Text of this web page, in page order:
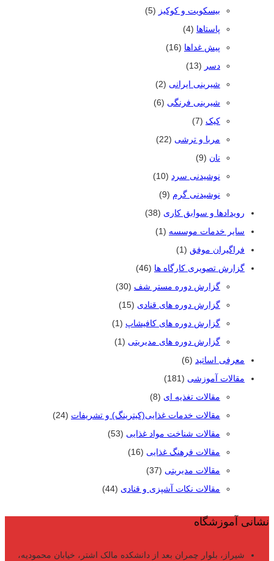
بیسکویت و کوکیز (5)
پاستاها (4)
پیش غداها (16)
دسر (13)
شیرینی ایرانی (2)
شیرینی فرنگی (6)
کیک (7)
مربا و ترشی (22)
نان (9)
نوشیدنی سرد (10)
نوشیدنی گرم (9)
رویدادها و سوابق کاری (38)
سایر خدمات موسسه (1)
فراگیران موفق (1)
گزارش تصویری کارگاه ها (46)
گزارش دوره مستر شف (30)
گزارش دوره های قنادی (15)
گزارش دوره های کافیشاپ (1)
گزارش دوره های مدیریتی (1)
معرفی اساتید (6)
مقالات آموزشی (181)
مقالات تغذیه ای (8)
مقالات خدمات غذایی(کیترینگ) و تشریفات (24)
مقالات شناخت مواد غذایی (53)
مقالات فرهنگ غذایی (16)
مقالات مدیریتی (37)
مقالات نکات آشپزی و قنادی (44)
نشانی آموزشگاه
شیراز، بلوار چمران بعد از دانشکده مالک اشتر، خیابان محمودیه،